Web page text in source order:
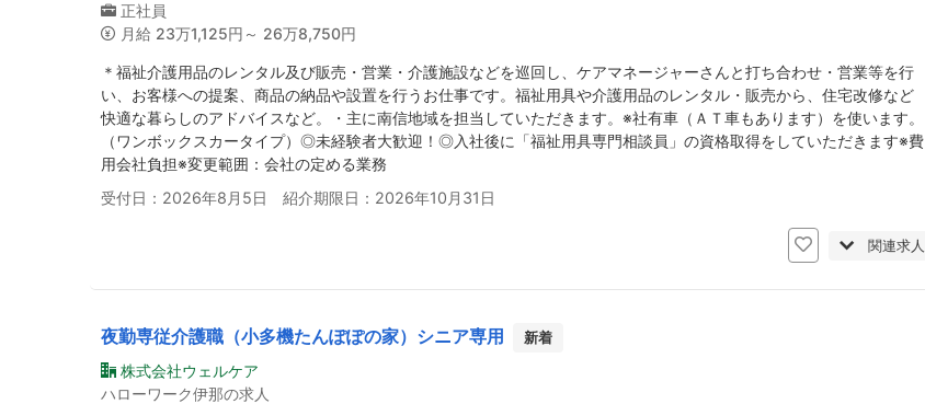
正社員
月給 23万1,125円～ 26万8,750円
＊福祉介護用品のレンタル及び販売・営業・介護施設などを巡回し、ケアマネージャーさんと打ち合わせ・営業等を行
い、お客様への提案、商品の納品や設置を行うお仕事です。福祉用具や介護用品のレンタル・販売から、住宅改修など
快適な暮らしのアドバイスなど。・主に南信地域を担当していただきます。※社有車（ＡＴ車もあります）を使います。
（ワンボックスカータイプ）◎未経験者大歓迎！◎入社後に「福祉用具専門相談員」の資格取得をしていただきます※費
用会社負担※変更範囲：会社の定める業務
受付日：2026年8月5日 紹介期限日：2026年10月31日
関連求人
夜勤専従介護職（小多機たんぽぽの家）シニア専用 新着
株式会社ウェルケア
ハローワーク伊那の求人